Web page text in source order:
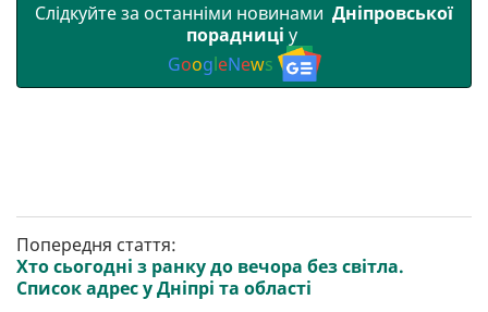
Слідкуйте за останніми новинами Дніпровської
порадниці у
GoogleNews
Попередня стаття:
Хто сьогодні з ранку до вечора без світла.
Список адрес у Дніпрі та області